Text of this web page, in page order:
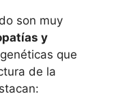
son muy
y
que
de la